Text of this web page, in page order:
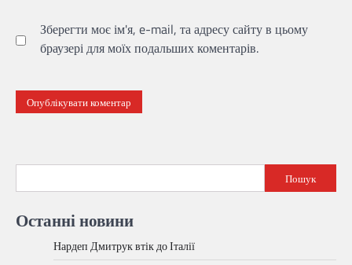
Зберегти моє ім'я, e-mail, та адресу сайту в цьому
браузері для моїх подальших коментарів.
Пошук
Останні новини
Нардеп Дмитрук втік до Італії